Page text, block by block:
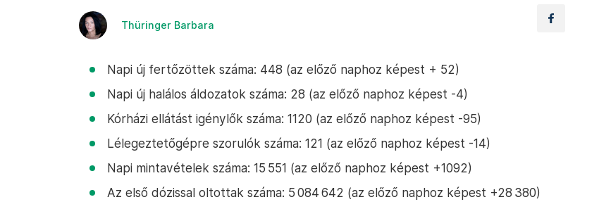
Thüringer Barbara
Napi új fertőzöttek száma: 448 (az előző naphoz képest + 52)
Napi új halálos áldozatok száma: 28 (az előző naphoz képest -4)
Kórházi ellátást igénylők száma: 1120 (az előző naphoz képest -95)
Lélegeztetőgépre szorulók száma: 121 (az előző naphoz képest -14)
Napi mintavételek száma: 15 551 (az előző naphoz képest +1092)
Az első dózissal oltottak száma: 5 084 642 (az előző naphoz képest +28 380)